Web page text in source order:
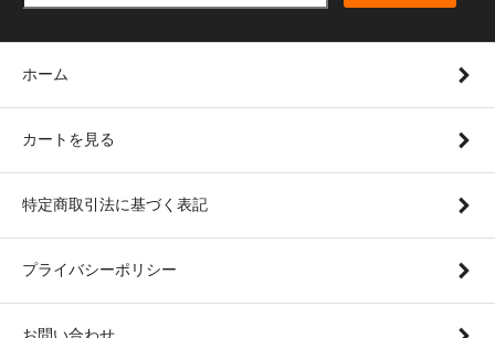
ホーム
カートを見る
特定商取引法に基づく表記
プライバシーポリシー
お問い合わせ